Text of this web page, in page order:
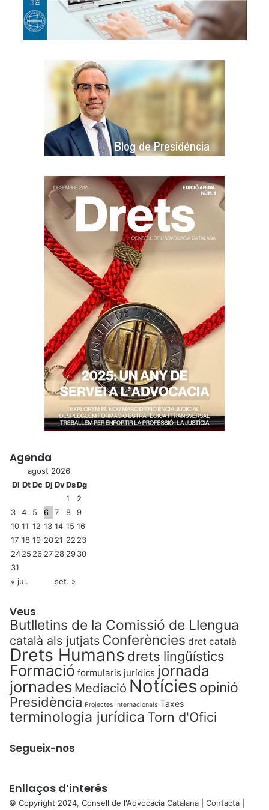
Agenda
agost 2026
Dl DtDc Dj DvDsDg
1
2
3
4 5 6 7 8
9
10 11 12 13 14 15 16
17 18 19 2021 22 23
2425 26 27 28 2930
31
« jul.
set. »
Veus
Butlletins de la Comissió de Llengua
català als jutjats Conferències dret català
Drets Humans drets lingüístics
Formació formularis jurídics jornada
jornades Mediació Notícies opinió
Presidència Projectes Internacionals Taxes
terminologia jurídica Torn d'Ofici
Segueix-nos
Enllaços d’interés
© Copyright 2024, Consell de l'Advocacia Catalana | Contacta